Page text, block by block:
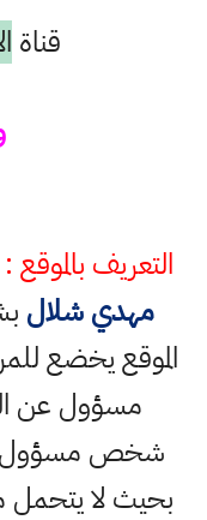
قناة
التعريف بالموقع :
مهدي شلال
الموقع يخضع
مسؤول عن
شخص مسؤول
بحيث لا يتحمل